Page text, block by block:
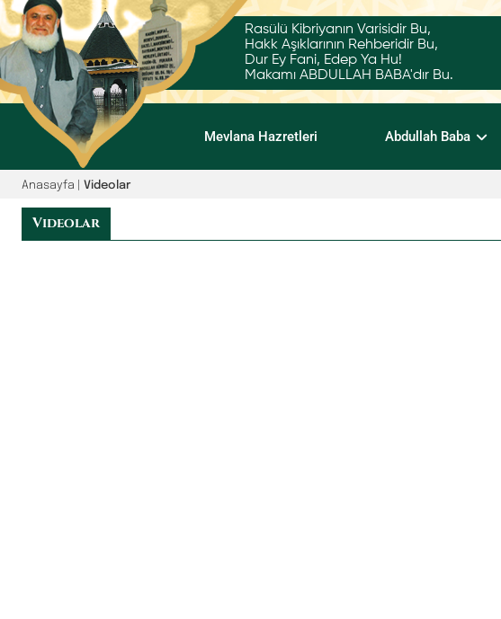
Rasülü Kibriyanın Varisidir Bu,
Hakk Aşıklarının Rehberidir Bu,
Dur Ey Fani, Edep Ya Hu!
Makamı ABDULLAH BABA'dır Bu.
Mevlana Hazretleri Abdullah Baba
Anasayfa | Videolar
Videolar